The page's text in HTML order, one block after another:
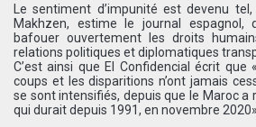
Le sentiment d’impunité est devenu
Makhzen, estime le journal espagnol,
bafouer ouvertement les droits
relations politiques et diplomatiques
C’est ainsi que El Confidencial écrit que
coups et les disparitions n’ont jamais
se sont intensifiés, depuis que le Maroc
qui durait depuis 1991, en novembre 2020».